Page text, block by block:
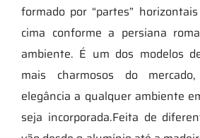
formado por “partes”
cima conforme a persiana
ambiente. É um dos modelos
mais charmosos do
elegância a qualquer ambiente
seja incorporada.Feita de